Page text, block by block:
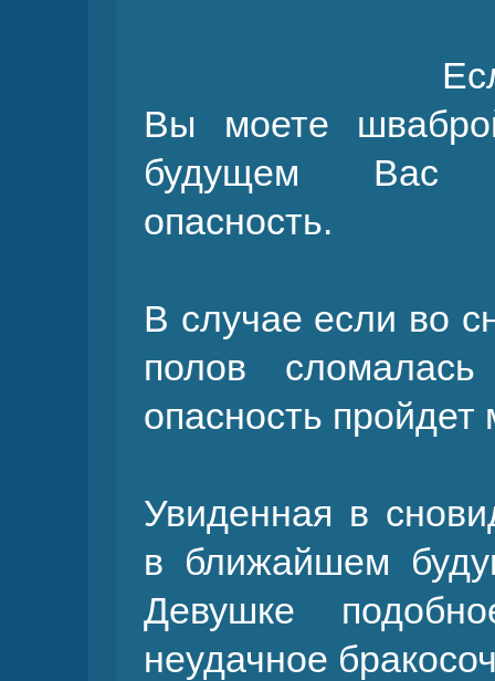
Вы моете
будущем Вас
опасность.
В случае если во
полов
опасность пройдет
Увиденная в
в ближайшем
Девушке
неудачное